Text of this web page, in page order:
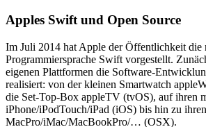
Apples Swift und Open Source
Im Juli 2014 hat Apple der Öffentlichkeit die
Programmiersprache Swift vorgestellt.
eigenen Plattformen die Software-
realisiert: von der kleinen Smartwatch
die Set-Top-Box appleTV (tvOS), auf ihren
iPhone/iPodTouch/iPad (iOS) bis hin zu
MacPro/iMac/MacBookPro/… (OSX).